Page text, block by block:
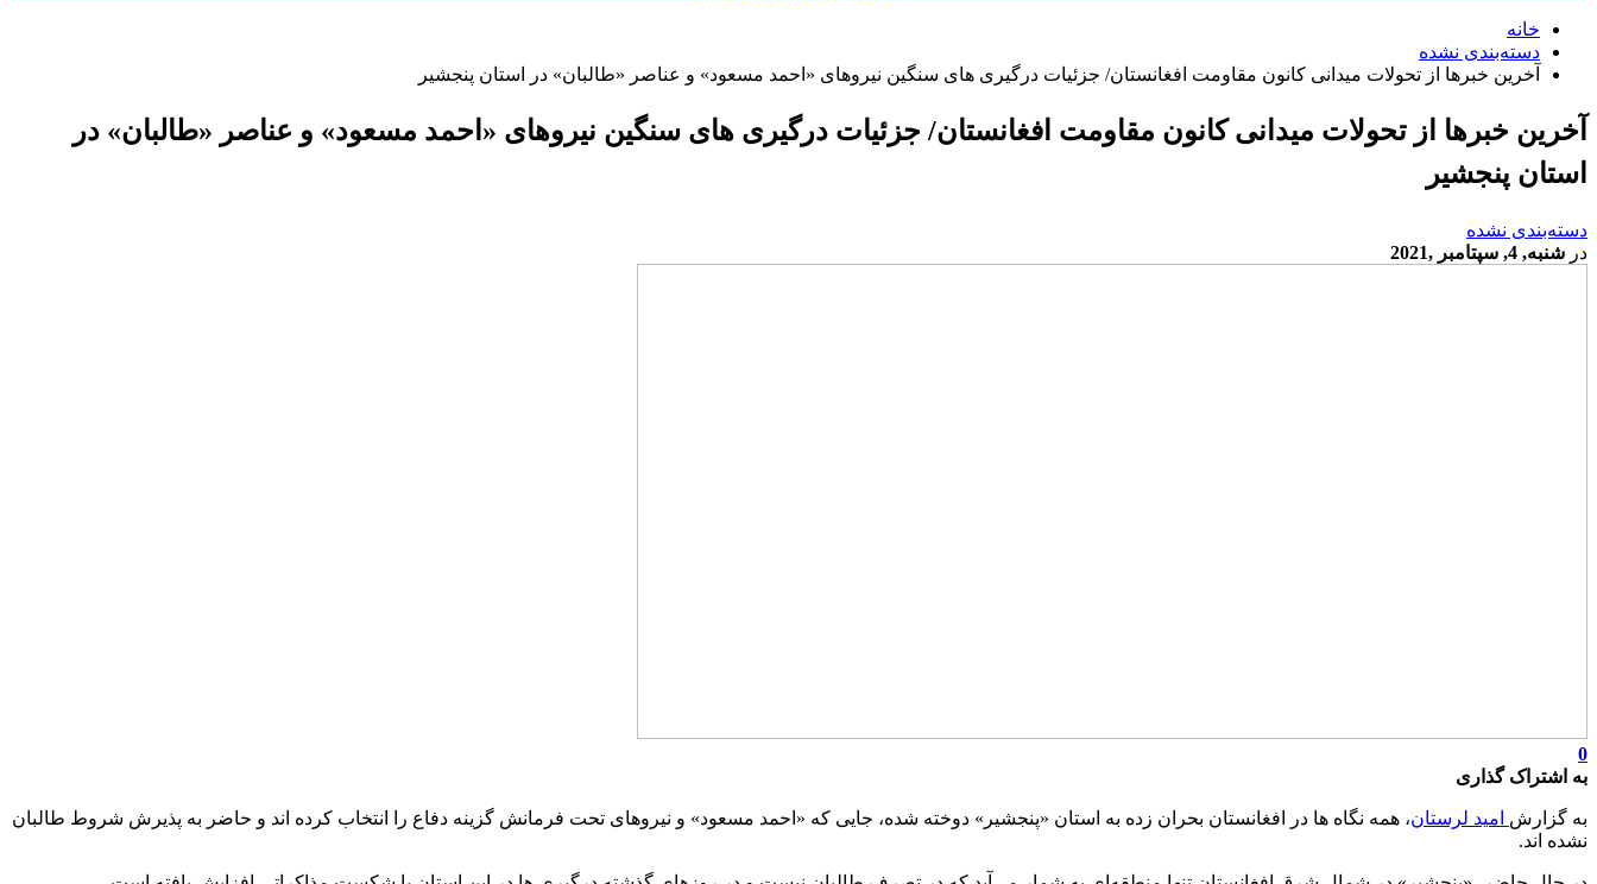
خانه
دسته‌بندی نشده
آخرین خبرها از تحولات میدانی کانون مقاومت افغانستان/ جزئیات درگیری های سنگین نیروهای «احمد مسعود» و عناصر «طالبان» در استان پنجشیر
آخرین خبرها از تحولات میدانی کانون مقاومت افغانستان/ جزئیات درگیری های سنگین نیروهای «احمد مسعود» و عناصر «طالبان» در
استان پنجشیر
دسته‌بندی نشده
در شنبه, 4, سپتامبر ,2021
0
به اشتراک گذاری
به گزارش امید لرستان، همه نگاه ها در افغانستان بحران زده به استان «پنجشیر» دوخته شده، جایی که «احمد مسعود» و نیروهای تحت فرمانش گزینه دفاع را انتخاب کرده اند و حاضر به پذیرش شروط طالبان
نشده اند.